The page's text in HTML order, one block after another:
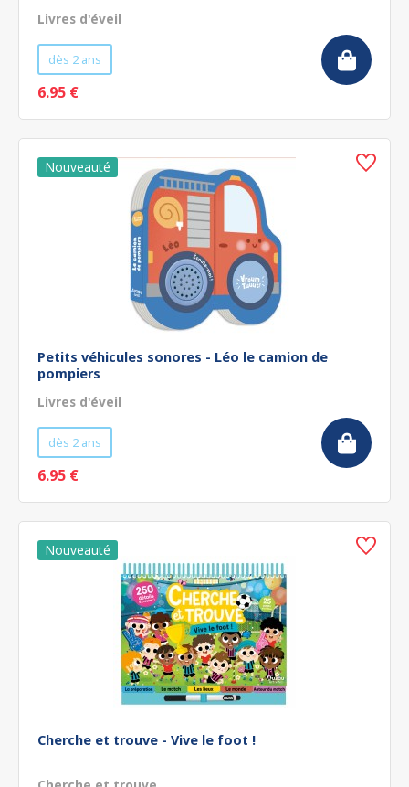
Livres d'éveil
dès 2 ans
6.95 €
Petits véhicules sonores - Léo le camion de
pompiers
Livres d'éveil
dès 2 ans
6.95 €
Cherche et trouve - Vive le foot !